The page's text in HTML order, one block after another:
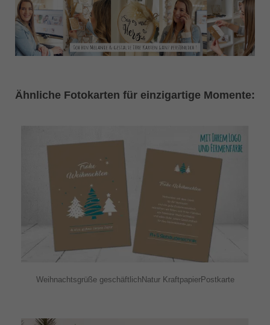
Ähnliche Fotokarten für einzigartige Momente:
Weihnachtsgrüße geschäftlichNatur KraftpapierPostkarte